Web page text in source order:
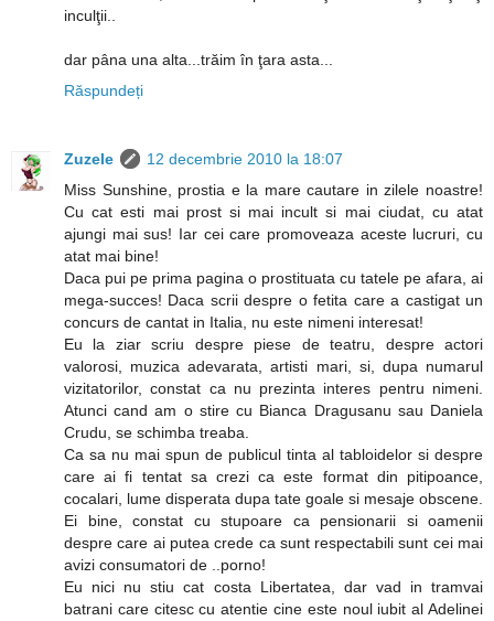
inculţii..
dar pâna una alta...trăim în ţara asta...
Răspundeți
Zuzele
12 decembrie 2010 la 18:07
Miss Sunshine, prostia e la mare cautare in zilele noastre!
Cu cat esti mai prost si mai incult si mai ciudat, cu atat
ajungi mai sus! Iar cei care promoveaza aceste lucruri, cu
atat mai bine!
Daca pui pe prima pagina o prostituata cu tatele pe afara, ai
mega-succes! Daca scrii despre o fetita care a castigat un
concurs de cantat in Italia, nu este nimeni interesat!
Eu la ziar scriu despre piese de teatru, despre actori
valorosi, muzica adevarata, artisti mari, si, dupa numarul
vizitatorilor, constat ca nu prezinta interes pentru nimeni.
Atunci cand am o stire cu Bianca Dragusanu sau Daniela
Crudu, se schimba treaba.
Ca sa nu mai spun de publicul tinta al tabloidelor si despre
care ai fi tentat sa crezi ca este format din pitipoance,
cocalari, lume disperata dupa tate goale si mesaje obscene.
Ei bine, constat cu stupoare ca pensionarii si oamenii
despre care ai putea crede ca sunt respectabili sunt cei mai
avizi consumatori de ..porno!
Eu nici nu stiu cat costa Libertatea, dar vad in tramvai
batrani care citesc cu atentie cine este noul iubit al Adelinei